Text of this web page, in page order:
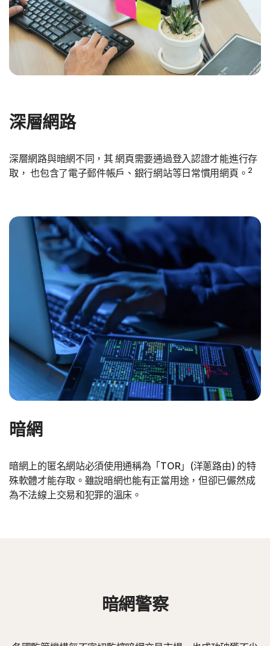
深層網路
深層網路與暗網不同，其 網頁需要通過登入認證才能進行存
取， 也包含了電子郵件帳戶、銀行網站等日常慣用網頁。 2
暗網
暗網上的匿名網站必須使用通稱為「TOR」(洋蔥路由) 的特
殊軟體才能存取。雖說暗網也能有正當用途，但卻已儼然成
為不法線上交易和犯罪的溫床。
暗網警察